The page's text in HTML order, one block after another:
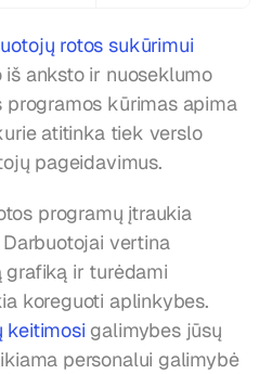
rotos sukūrimui
anksto ir nuoseklumo
programos kūrimas apima
atitinka tiek verslo
pageidavimus.
programų įtraukia
vertina
grafiką ir turėdami
koreguoti aplinkybes.
keitimosi galimybes jūsų
personalui galimybė